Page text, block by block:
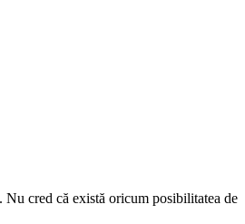
cred că există oricum posibilitatea de